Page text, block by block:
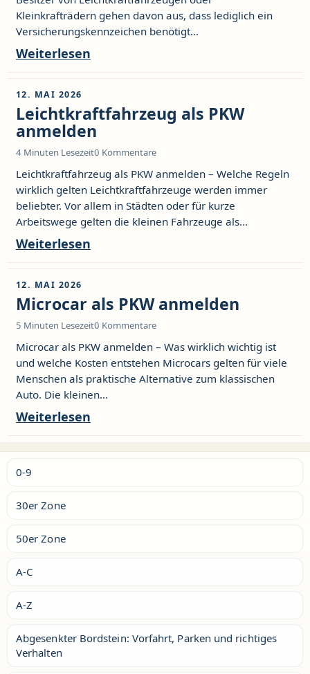
Kleinkrafträdern gehen davon aus, dass lediglich ein
Versicherungskennzeichen benötigt...
Weiterlesen
12. MAI 2026
Leichtkraftfahrzeug als PKW
anmelden
4 Minuten Lesezeit0 Kommentare
Leichtkraftfahrzeug als PKW anmelden – Welche Regeln
wirklich gelten Leichtkraftfahrzeuge werden immer
beliebter. Vor allem in Städten oder für kurze
Arbeitswege gelten die kleinen Fahrzeuge als...
Weiterlesen
12. MAI 2026
Microcar als PKW anmelden
5 Minuten Lesezeit0 Kommentare
Microcar als PKW anmelden – Was wirklich wichtig ist
und welche Kosten entstehen Microcars gelten für viele
Menschen als praktische Alternative zum klassischen
Auto. Die kleinen...
Weiterlesen
0-9
30er Zone
50er Zone
A-C
A-Z
Abgesenkter Bordstein: Vorfahrt, Parken und richtiges
Verhalten